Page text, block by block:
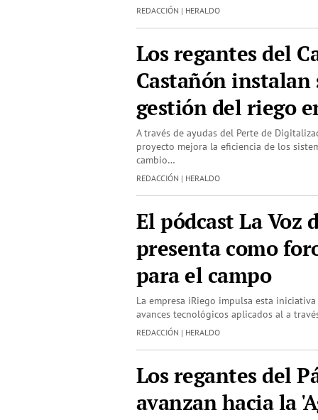
REDACCIÓN | HERALDO
Los regantes del
Castañón instalan
gestión del riego
A través de ayudas del Perte de
proyecto mejora la eficiencia de los
cambio…
REDACCIÓN | HERALDO
El pódcast La Voz
presenta como
para el campo
La empresa iRiego impulsa esta
avances tecnológicos aplicados al a
REDACCIÓN | HERALDO
Los regantes del
avanzan hacia la